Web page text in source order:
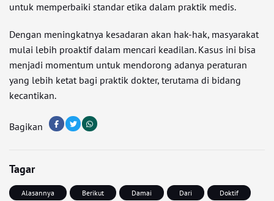
untuk memperbaiki standar etika dalam praktik medis.
Dengan meningkatnya kesadaran akan hak-hak, masyarakat
mulai lebih proaktif dalam mencari keadilan. Kasus ini bisa
menjadi momentum untuk mendorong adanya peraturan
yang lebih ketat bagi praktik dokter, terutama di bidang
kecantikan.
Bagikan
Tagar
Alasannya Berikut Damai Dari
Doktif